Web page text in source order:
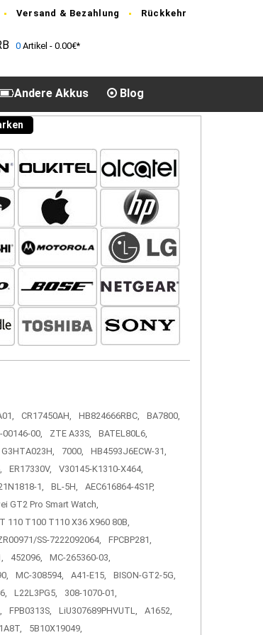
Versand & Bezahlung Rückkehr
0 Artikel - 0.00€*
Andere Akkus Blog
CR17450AH, HB824666RBC,
BA7800,
00146-00, ZTE A33S,
BATEL80L6,
G3HTA023H, 7000,
HB4593J6ECW-31,
ER17330V,
V30145-K1310-X464,
1, BL-5H,
AEC616864-4S1P,
GT2 Pro Smart Watch,
110 T100 T110 X36 X960 80B,
SS-7222092064,
FPCBP281,
452096,
MC-265360-03,
MC-308594, A41-E15,
BISON-GT2-5G,
L22L3PG5,
308-1070-01,
FPB0313S, LiU307689PHVUTL,
A1652,
5B10X19049,